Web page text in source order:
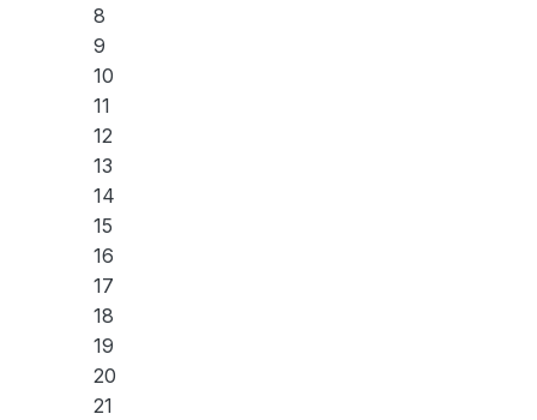
8
9
10
11
12
13
14
15
16
17
18
19
20
21